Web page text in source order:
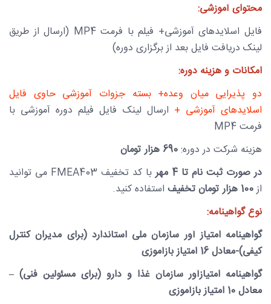
محتوای آموزشی:
فایل اسلایدهای آموزشی+ فیلم با فرمت MP4 (ارسال از طریق
لینک دریافت فایل بعد از برگزاری دوره)
امکانات و هزینه دوره:
دو پذیرایی میان وعده+ بسته جزوات آموزشی حاوی فایل
اسلایدهای آموزشی + ارسال لینک فایل فیلم دوره آموزشی با
فرمت MP4
هزینه شرکت در دوره:690 هزار تومان
در صورت ثبت نام تا 4 مهر
با کد تخفیف FMEA403 می توانید
از100 هزار تومان تخفیف
استفاده کنید.
نوع گواهینامه:
گواهینامه امتیاز آور سازمان ملی استاندارد (برای مدیران کنترل
کیفی)-معادل 16 امتیاز بازآموزی
گواهینامه امتیازآور سازمان غذا و دارو (برای مسئولین فنی) –
معادل 10 امتیاز بازآموزی